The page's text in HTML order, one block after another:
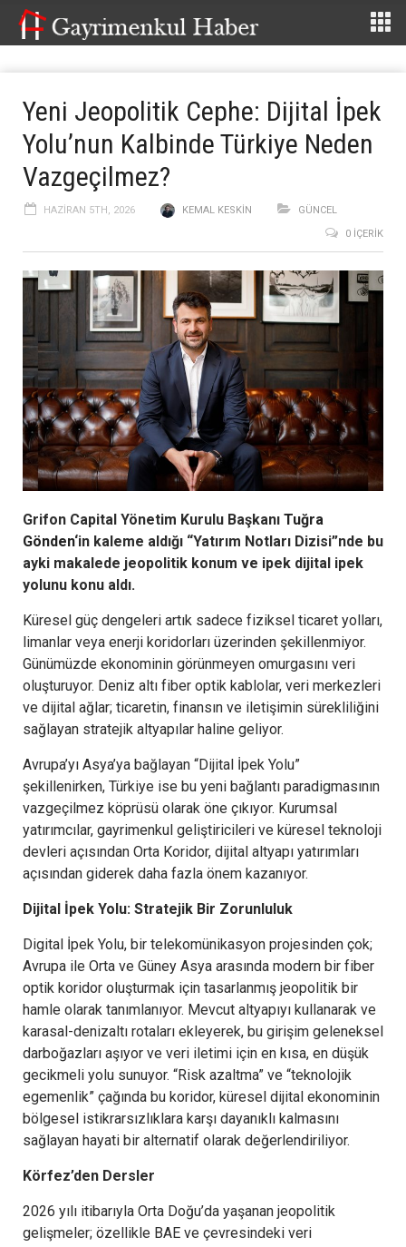
Yeni Jeopolitik Cephe: Dijital İpek
Yolu’nun Kalbinde Türkiye Neden
Vazgeçilmez?
HAZIRAN 5TH, 2026 KEMAL KESKIN
GÜNCEL
0 İÇERIK
Grifon Capital Yönetim Kurulu Başkanı Tuğra
Gönden‘in kaleme aldığı “Yatırım Notları Dizisi”nde bu
ayki makalede jeopolitik konum ve ipek dijital ipek
yolunu konu aldı.
Küresel güç dengeleri artık sadece fiziksel ticaret yolları,
limanlar veya enerji koridorları üzerinden şekillenmiyor.
Günümüzde ekonominin görünmeyen omurgasını veri
oluşturuyor. Deniz altı fiber optik kablolar, veri merkezleri
ve dijital ağlar; ticaretin, finansın ve iletişimin sürekliliğini
sağlayan stratejik altyapılar haline geliyor.
Avrupa’yı Asya’ya bağlayan “Dijital İpek Yolu”
şekillenirken, Türkiye ise bu yeni bağlantı paradigmasının
vazgeçilmez köprüsü olarak öne çıkıyor. Kurumsal
yatırımcılar, gayrimenkul geliştiricileri ve küresel teknoloji
devleri açısından Orta Koridor, dijital altyapı yatırımları
açısından giderek daha fazla önem kazanıyor.
Dijital İpek Yolu: Stratejik Bir Zorunluluk
Digital İpek Yolu, bir telekomünikasyon projesinden çok;
Avrupa ile Orta ve Güney Asya arasında modern bir fiber
optik koridor oluşturmak için tasarlanmış jeopolitik bir
hamle olarak tanımlanıyor. Mevcut altyapıyı kullanarak ve
karasal-denizaltı rotaları ekleyerek, bu girişim geleneksel
darboğazları aşıyor ve veri iletimi için en kısa, en düşük
gecikmeli yolu sunuyor. “Risk azaltma” ve “teknolojik
egemenlik” çağında bu koridor, küresel dijital ekonominin
bölgesel istikrarsızlıklara karşı dayanıklı kalmasını
sağlayan hayati bir alternatif olarak değerlendiriliyor.
Körfez’den Dersler
2026 yılı itibarıyla Orta Doğu’da yaşanan jeopolitik
gelişmeler; özellikle BAE ve çevresindeki veri